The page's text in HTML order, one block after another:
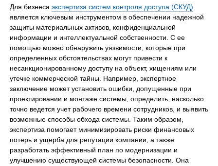
Для бизнеса экспертиза систем контроля доступа (СКУД)
является ключевым инструментом в обеспечении надежной
защиты материальных активов, конфиденциальной
информации и интеллектуальной собственности. С ее
помощью можно обнаружить уязвимости, которые при
определенных обстоятельствах могут привести к
несанкционированному доступу на объект, хищениям или
утечке коммерческой тайны. Например, экспертное
заключение может установить ошибки, допущенные при
проектировании и монтаже системы, определить, насколько
точно ведется учет рабочего времени сотрудников, и выявить
возможные способы обхода системы. Таким образом,
экспертиза помогает минимизировать риски финансовых
потерь и ущерба для репутации компании, а также
разработать эффективный план по модернизации и
улучшению существующей системы безопасности. Она